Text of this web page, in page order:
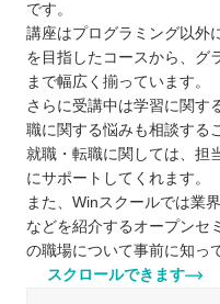
です。
講座はプログラミング以外
を目指したコースから、グ
まで幅広く揃っています。
さらに受講中は学習に関す
職に関する悩みも相談する
就職・転職に関しては、担
にサポートしてくれます。
また、Winスクールでは業
などを紹介するオープンセ
の職場について事前に知っ
スクロールできます